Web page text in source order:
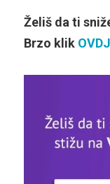
Želiš da ti
Brzo klik